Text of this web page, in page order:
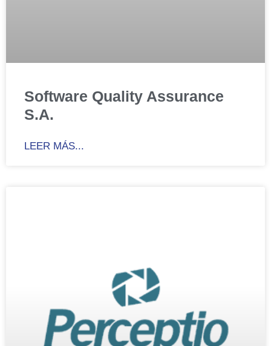
Software Quality Assurance
S.A.
LEER MÁS...